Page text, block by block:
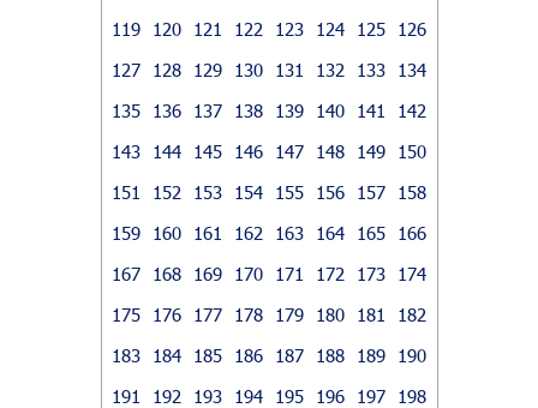
119
120 121 122 123 124 125
126
127
128 129 130 131 132 133
134
135
136 137 138 139 140 141
142
143
144 145 146 147 148 149
150
151
152 153 154 155 156 157
158
159
160 161 162 163 164 165
166
167
168 169 170 171 172 173
174
175
176 177 178 179 180 181
182
183
184 185 186 187 188 189
190
191
192 193 194 195 196 197
198